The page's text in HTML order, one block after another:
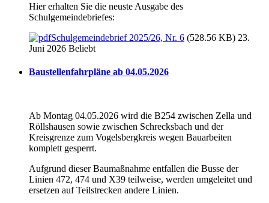
Hier erhalten Sie die neuste Ausgabe des
Schulgemeindebriefes:
Schulgemeindebrief 2025/26, Nr. 6 (528.56 KB) 23.
Juni 2026 Beliebt
Baustellenfahrpläne ab 04.05.2026
Ab Montag 04.05.2026 wird die B254 zwischen Zella und
Röllshausen sowie zwischen Schrecksbach und der
Kreisgrenze zum Vogelsbergkreis wegen Bauarbeiten
komplett gesperrt.
Aufgrund dieser Baumaßnahme entfallen die Busse der
Linien 472, 474 und X39 teilweise, werden umgeleitet und
ersetzen auf Teilstrecken andere Linien.